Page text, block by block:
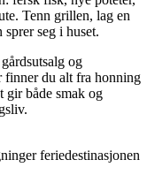
Tenn grillen, lag en
seg i huset.
og
finner du alt fra honning
gir både smak og
feriedestinasjonen